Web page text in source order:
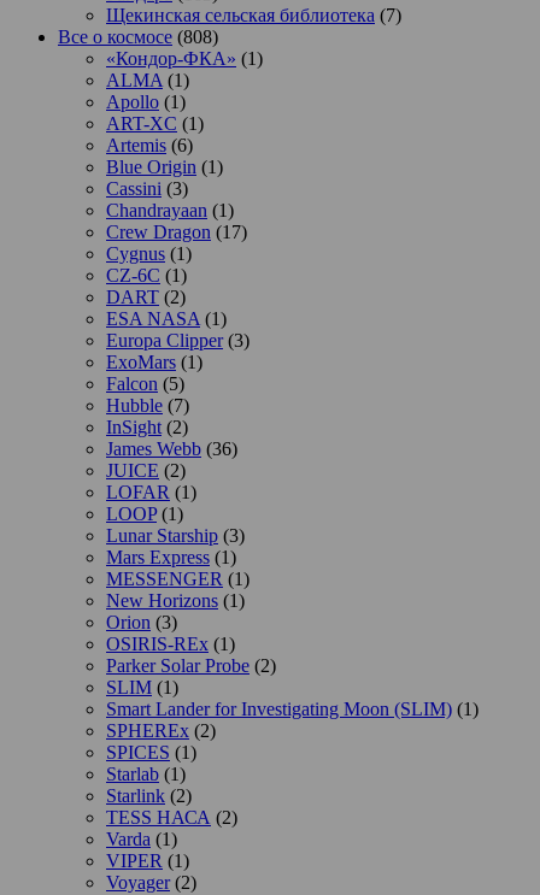
Щекинская сельская библиотека (7)
Все о космосе (808)
«Кондор-ФКА» (1)
ALMA (1)
Apollo (1)
ART-XC (1)
Artemis (6)
Blue Origin (1)
Cassini (3)
Chandrayaan (1)
Crew Dragon (17)
Cygnus (1)
CZ-6C (1)
DART (2)
ESA NASA (1)
Europa Clipper(3)
ExoMars (1)
Falcon (5)
Hubble (7)
InSight (2)
James Webb (36)
JUICE (2)
LOFAR (1)
LOOP(1)
Lunar Starship (3)
Mars Express (1)
MESSENGER (1)
New Horizons (1)
Orion (3)
OSIRIS-REx (1)
Parker Solar Probe (2)
SLIM (1)
Smart Lander for Investigating Moon (SLIM) (1)
SPHEREx (2)
SPICES (1)
Starlab (1)
Starlink (2)
TESS НАСА (2)
Varda (1)
VIPER (1)
Voyager(2)